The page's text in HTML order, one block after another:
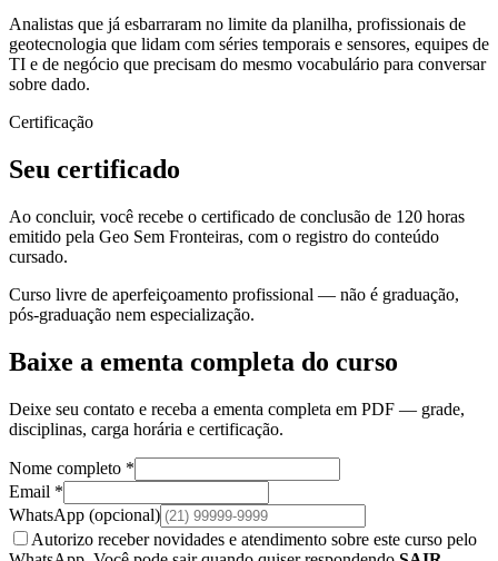
Analistas que já esbarraram no limite da planilha, profissionais de
geotecnologia que lidam com séries temporais e sensores, equipes de
TI e de negócio que precisam do mesmo vocabulário para conversar
sobre dado.
Certificação
Seu certificado
Ao concluir, você recebe o certificado de conclusão de 120 horas
emitido pela Geo Sem Fronteiras, com o registro do conteúdo
cursado.
Curso livre de aperfeiçoamento profissional — não é graduação,
pós-graduação nem especialização.
Baixe a ementa completa do curso
Deixe seu contato e receba a ementa completa em PDF — grade,
disciplinas, carga horária e certificação.
Nome completo *
Email *
WhatsApp (opcional)
Autorizo receber novidades e atendimento sobre este curso pelo